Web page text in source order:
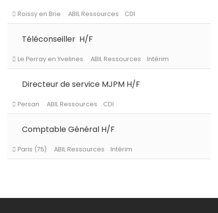
Persan ABIL Ressources CDI
Le Chesnay-Rocquencourt
Téléconseiller H/F
Directeur de service MJPM H/F
Comptable Général H/F